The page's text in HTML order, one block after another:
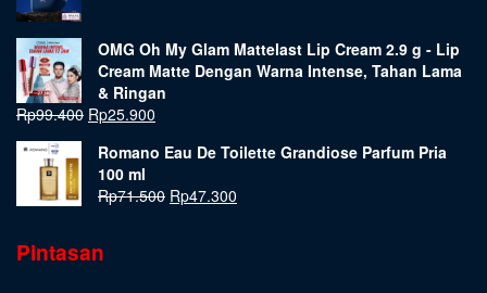
OMG Oh My Glam Mattelast Lip Cream 2.9 g - Lip
Cream Matte Dengan Warna Intense, Tahan Lama
& Ringan
Rp99.400 Rp25.900
Romano Eau De Toilette Grandiose Parfum Pria
100 ml
Rp71.500 Rp47.300
Pintasan